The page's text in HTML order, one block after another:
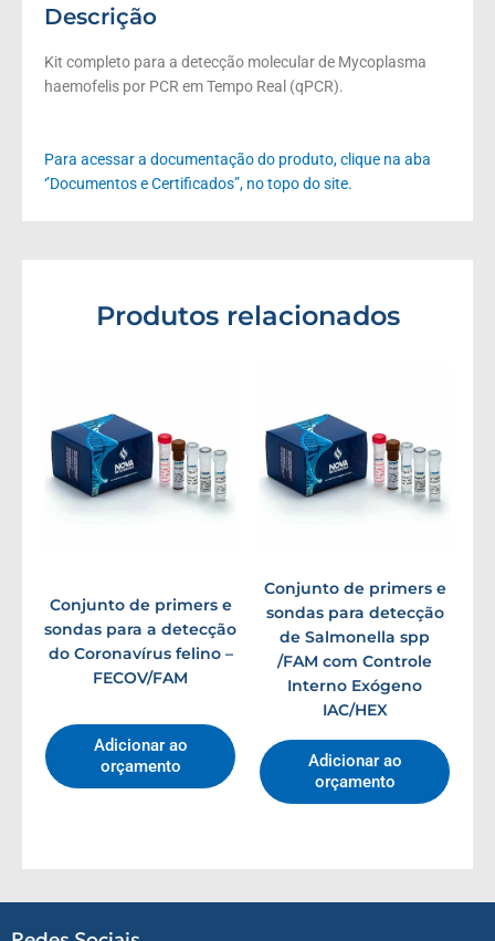
Descrição
Kit completo para a detecção molecular de Mycoplasma
haemofelis por PCR em Tempo Real (qPCR).
Para acessar a documentação do produto, clique na aba
‘’Documentos e Certificados”, no topo do site.
Produtos relacionados
Conjunto de primers e
sondas para a detecção
do Coronavírus felino –
FECOV/FAM
Adicionar ao
orçamento
Conjunto de primers e
sondas para detecção
de Salmonella spp
/FAM com Controle
Interno Exógeno
IAC/HEX
Adicionar ao
orçamento